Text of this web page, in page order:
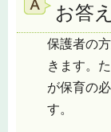
お答
保護者の
きます。
が保育の
す。